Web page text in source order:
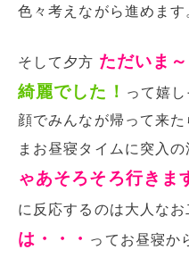
色々考えながら進めます
そして夕方 ただいま～
綺麗でした！ って嬉
顔でみんなが帰って来
まお昼寝タイムに突入の
ゃあそろそろ行きま
に反応するのは大人な
は・・・ ってお昼寝か